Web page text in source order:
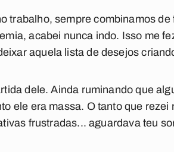
trabalho, sempre combinamos
acabei nunca indo. Isso me
aquela lista de desejos
dele. Ainda ruminando que
ele era massa. O tanto que
frustradas... aguardava teu